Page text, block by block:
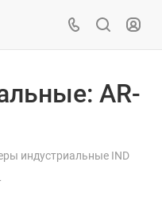
AR-
индустриальные IND